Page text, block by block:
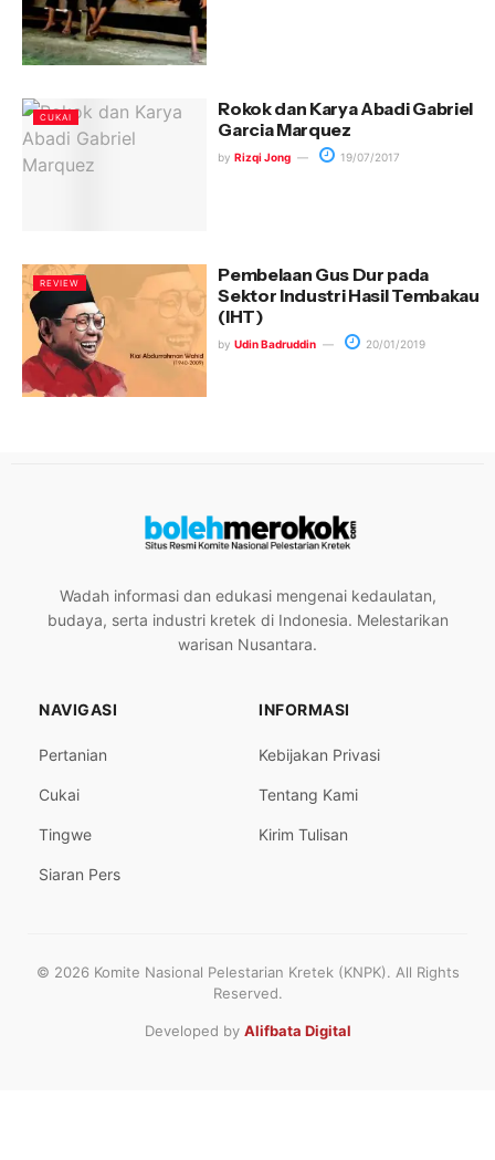
CUKAI
Rokok dan Karya Abadi Gabriel
Garcia Marquez
by Rizqi Jong 19/07/2017
REVIEW
Pembelaan Gus Dur pada
Sektor Industri Hasil Tembakau
(IHT)
by Udin Badruddin 20/01/2019
Wadah informasi dan edukasi mengenai kedaulatan,
budaya, serta industri kretek di Indonesia. Melestarikan
warisan Nusantara.
NAVIGASI
Pertanian
Cukai
Tingwe
Siaran Pers
INFORMASI
Kebijakan Privasi
Tentang Kami
Kirim Tulisan
© 2026 Komite Nasional Pelestarian Kretek (KNPK). All Rights
Reserved.
Developed by Alifbata Digital